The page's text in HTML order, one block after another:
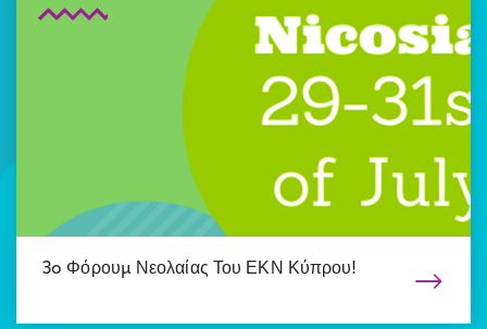
3o Φόρουµ Νεολαίας Του ΕΚΝ Κύπρου!